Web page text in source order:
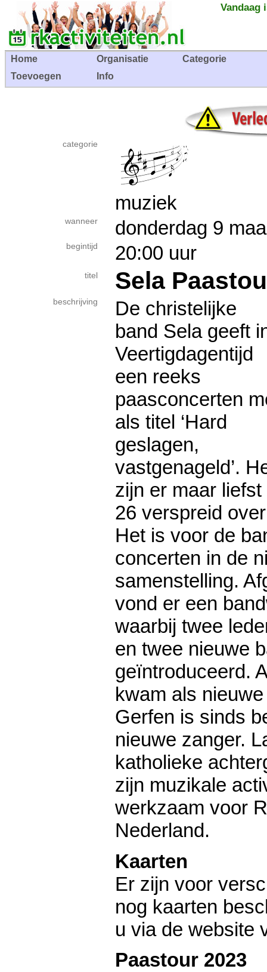
Vandaag
Home Organisatie
Categorie
Toevoegen
Info
categorie
muziek
wanneer donderdag 9
begintijd 20:00 uur
titel Sela
beschrijving
De christelijke
band Sela geeft
Veertigdagentijd
een reeks
paasconcerten
als titel ‘Hard
geslagen,
vastgenageld’.
zijn er maar liefst
26 verspreid
Het is voor de
concerten in de
samenstelling.
vond er een
waarbij twee
en twee nieuwe
geïntroduceerd.
kwam als
Gerfen is sinds
nieuwe zanger.
katholieke
zijn muzikale
werkzaam voor
Nederland.
Kaarten
Er zijn voor
nog kaarten
u via de website
Paastour 2023